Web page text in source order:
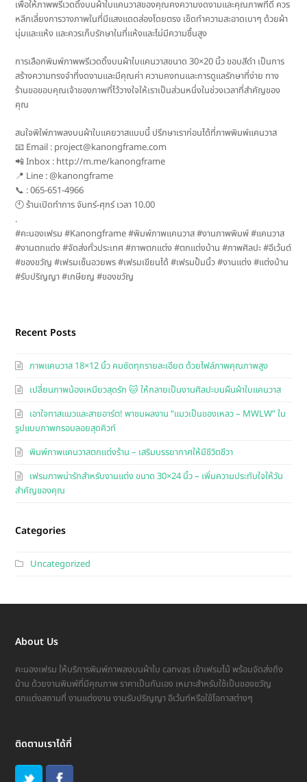
เพื่อให้ภาพพรีเวดดิ้งบนผ้าใบแคนวาสของคุณคงความงดงามและคุณภาพที่ดี ควร
หลีกเลี่ยงการวางภาพในที่มีแสงแดดส่องโดยตรง เช็ดทำความสะอาดเบาๆ ด้วยผ้า
นุ่มและแห้ง และควรเก็บรักษาในที่แห้งและไม่มีความชื้นสูง
การเลือกพิมพ์ภาพพรีเวดดิ้งบนผ้าใบแคนวาสขนาด 30×20 นิ้ว ขอบสีดำ เป็นการ
สร้างความทรงจำที่งดงามและมีคุณค่า ความคงทนและการดูแลรักษาที่ง่าย ทาง
ร้านขอขอบคุณเจ้าของภาพที่ไว้วางใจให้เราเป็นส่วนหนึ่งในช่วงเวลาที่สำคัญของ
คุณ
สนใจพิใพ์ภาพลงบนผ้าใบแคยวาสแบบนี้ ปรึกษาเราก่อนได้ที่ภาพพิมพ์แคนวาส
📧 Email : project@kanongframe.com
📲 Inbox : http://m.me/kanongframe
📍 Line : @kanongframe
📞 : 065-651-4966
🕙 ร้านเปิดทำการ จันทร์-ศุกร์ เวลา 10.00
.
#คะนองเฟรม #Kanongframe #พิมพ์ภาพแคนวาส #งานภาพพิมพ์ #แคนวาส
#งานตกแต่ง #จัดส่งทั่วประเทศ #ภาพตกแต่ง #ตกแต่งบ้าน #ภาพศิลปะ #อีเว้นต์
#ของขวัญ #เฟรมเซ็นอวยพร #เฟรมเขียนได้ #เฟรมปั้มนิ้ว #งานแต่ง #แต่งบ้าน
#รับปริญญา #เกษียญ #ของขวัญ
Recent Posts
ภาพแคนวาส 18×12 นิ้ว คมชัดทุกรายละเอียด ด้วยไฟล์ภาพคุณภาพสูง
เปลี่ยนภาพน้องเหมียวสุดรัก 🐱 ให้กลายเป็นงานศิลปะบนผืนผ้าใบแคนวาส
เอาใจทาสแมวและสายอาร์ต! พาชมผลงาน “แมวเป็นของเหลว – MWLW” ใน
รูปแบบภาพกรอบลอยสุดคิวท์
พิมพ์ภาพแคนวาสตกแต่งร้าน – เสริมบรรยากาศให้มีชีวิตชีวา
เฟรมภาพน่ารักสำหรับงานแต่ง ขนาด 30×24 นิ้ว – เพิ่มความประทับใจให้วัน
สำคัญของคุณ
Categories
Uncategorized
About Us
คะนองเฟรม ให้บริการพิมพ์ภาพลงบนผ้าใบ canvas เข้าเฟรมไม้ พร้อมจัดส่งถึง
บ้าน ด้วยงานพิมพ์ที่มีคุณภาพ ราคาเป็นกันเอง เหมาะสำหรับใช้เป็นของขวัญ
ตกเเต่งสถานที่ งานแต่งงาน งานรับปริญญา อีเว้นท์หรือใช้โอกาสต่างๆ
ติดตามเราได้ที่